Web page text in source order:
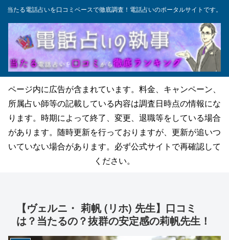
当たる電話占いを口コミベースで徹底調査！電話占いのポータルサイトです。
ページ内に広告が含まれています。料金、キャンペーン、
所属占い師等の記載している内容は調査日時点の情報にな
ります。時期によって終了、変更、退職等をしている場合
があります。随時更新を行っておりますが、更新が追いつ
いていない場合があります。必ず公式サイトで再確認して
ください。
【ヴェルニ・ 莉帆 (リホ) 先生】口コミ
は？当たるの？抜群の安定感の莉帆先生！